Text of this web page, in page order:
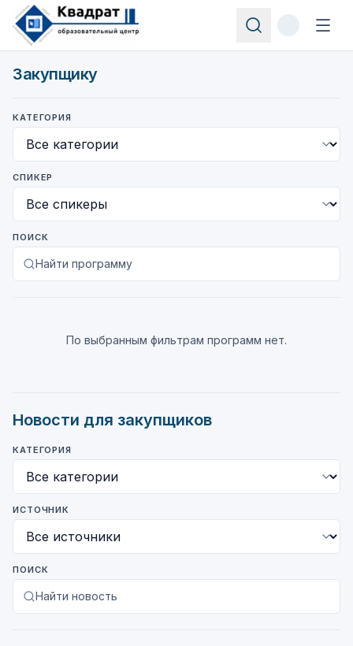
Закупщику
КАТЕГОРИЯ
СПИКЕР
ПОИСК
Найти программу
По выбранным фильтрам программ нет.
Новости для закупщиков
КАТЕГОРИЯ
ИСТОЧНИК
ПОИСК
Найти новость